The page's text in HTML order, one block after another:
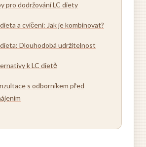
pro dodržování LC diety
a cvičení: Jak je kombinovat?
Dlouhodobá udržitelnost
k LC dietě
s odborníkem před